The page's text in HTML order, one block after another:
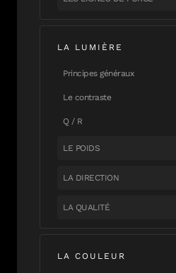
LA LUMIÈRE
Principes généraux
Le contraste
Q / R
LE POIDS
LA DIRECTION
LA QUALITÉ
LA COULEUR